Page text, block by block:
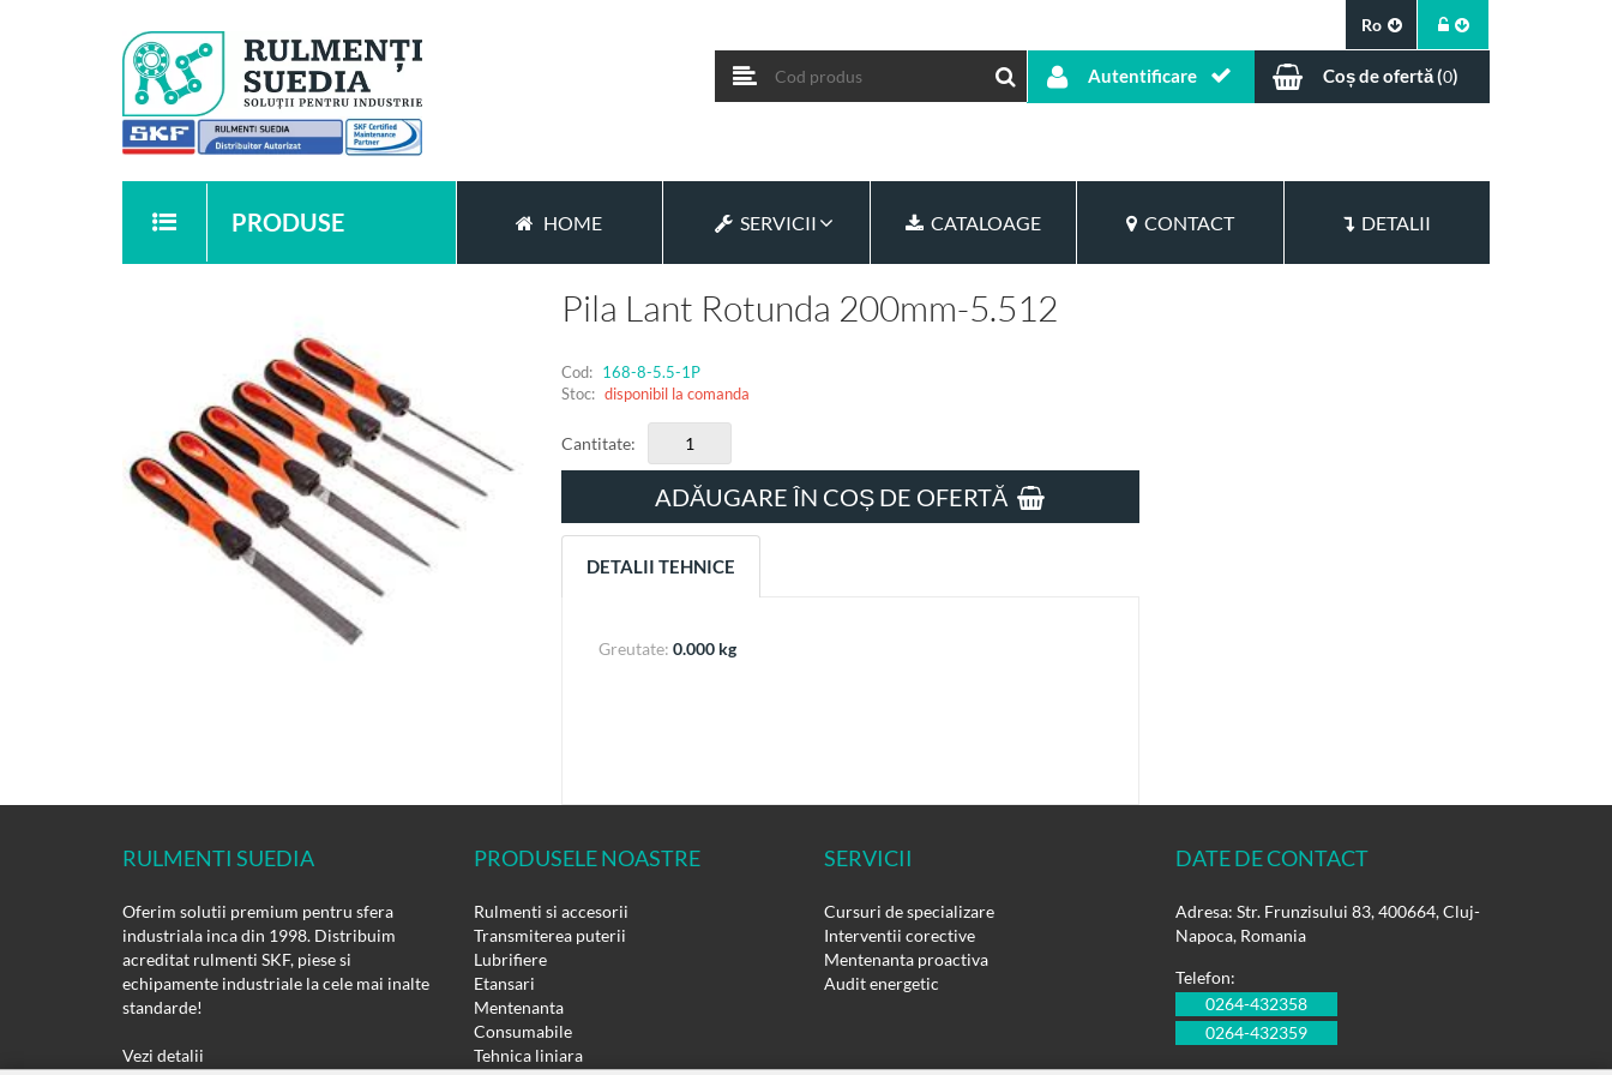
Ro
Autentificare Coș de ofertă (0)
PRODUSE HOME SERVICII CATALOAGE CONTACT DETALII
Pila Lant Rotunda 200mm-5.512
Cod: 168-8-5.5-1P
Stoc: disponibil la comanda
Cantitate:
ADĂUGARE ÎN COȘ DE OFERTĂ
DETALII TEHNICE
Greutate: 0.000 kg
RULMENTI SUEDIA
Oferim solutii premium pentru sfera
industriala inca din 1998. Distribuim
acreditat rulmenti SKF, piese si
echipamente industriale la cele mai inalte
standarde!
Vezi detalii
PRODUSELE NOASTRE
Rulmenti si accesorii
Transmiterea puterii
Lubrifiere
Etansari
Mentenanta
Consumabile
Tehnica liniara
SERVICII
Cursuri de specializare
Interventii corective
Mentenanta proactiva
Audit energetic
DATE DE CONTACT
Adresa: Str. Frunzisului 83, 400664, Cluj-
Napoca, Romania
Telefon:
0264-432358
0264-432359